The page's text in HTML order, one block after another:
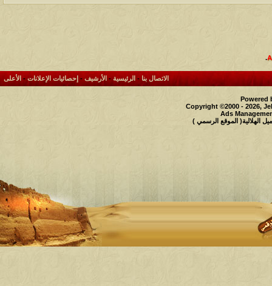
.
الاتصال بنا- الرئيسية- الأرشيف - إحصائيات الإعلانات- الأعلى
Powered
Copyright ©2000 - 2026,
Ads
الهلالية( الموقع الرسمي )